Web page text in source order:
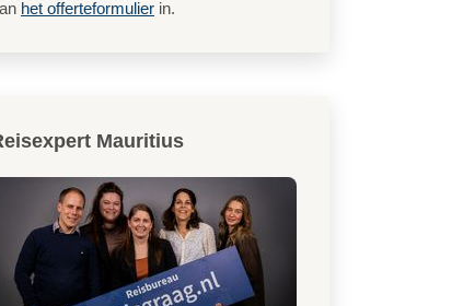
het offerteformulier in.
Mauritius